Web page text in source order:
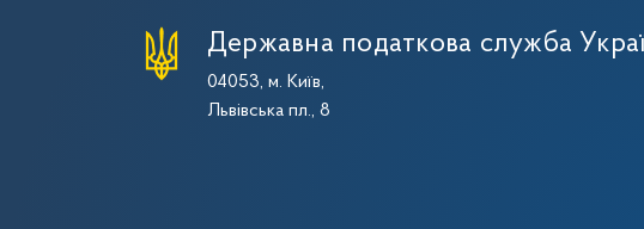
Державна податкова служба
04053, м. Київ,
Львівська пл., 8